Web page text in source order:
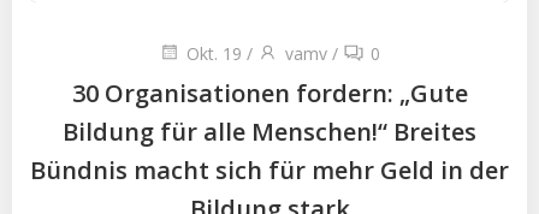
Okt. 19 / vamv / 0
30 Organisationen fordern: „Gute
Bildung für alle Menschen!“ Breites
Bündnis macht sich für mehr Geld in der